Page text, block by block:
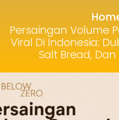
Persaingan Volume
Viral Di Indonesia:
Salt Bread,